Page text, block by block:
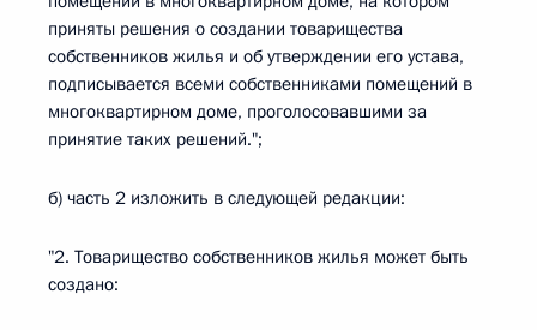
приняты решения о создании товарищества
собственников жилья и об утверждении его устава,
подписывается всеми собственниками помещений в
многоквартирном доме, проголосовавшими за
принятие таких решений.";
б) часть 2 изложить в следующей редакции:
"2. Товарищество собственников жилья может быть
создано: